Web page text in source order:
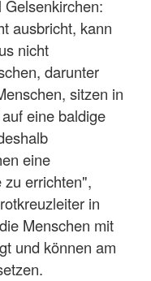
ausbricht, kann
nicht
darunter
sitzen in
eine baldige
eine
zu errichten",
in
Menschen mit
und können am